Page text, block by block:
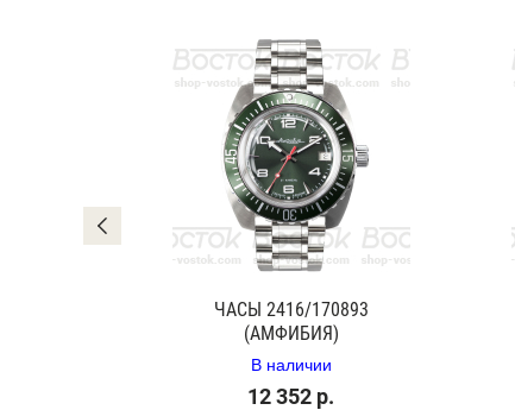
ЧАСЫ 2416/170893
(АМФИБИЯ)
В наличии
12 352 р.